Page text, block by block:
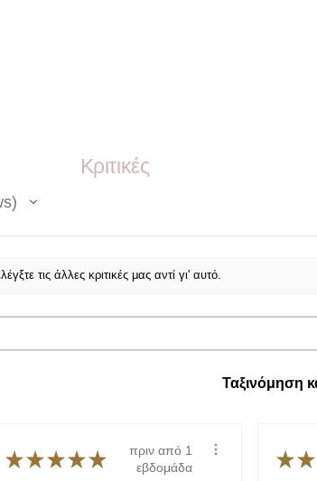
βλεφαρίδες που
διαρκούν
Δεν είναι
βλεφαρίδες ή
επιβαρύνετε τις
Δεν είναι η
για να
2 ΠΟΣΑ
πλήθος (0,5-1 g),
Κριτικές
τις άλλες κριτικές μας αντί γι' αυτό.
Ταξινόμηση
★★★★★
πριν από 1
εβδομάδα
★★